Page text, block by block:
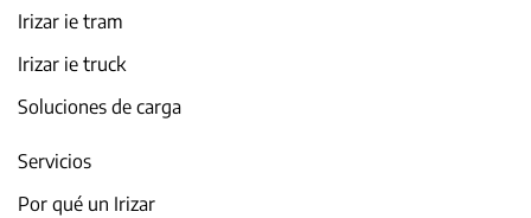
Irizar ie tram
Irizar ie truck
Soluciones de carga
Servicios
Por qué un Irizar